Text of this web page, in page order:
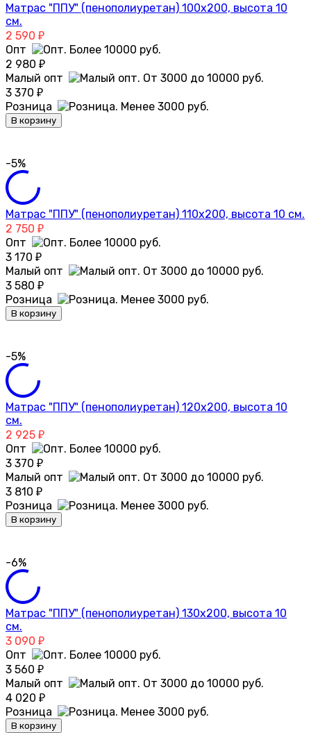
Матрас "ППУ" (пенополиуретан) 100х200, высота 10
см.
2 590 ₽
Опт
2 980 ₽
Малый опт
3 370 ₽
Розница
В корзину
-5%
Матрас "ППУ" (пенополиуретан) 110х200, высота 10 см.
2 750 ₽
Опт
3 170 ₽
Малый опт
3 580 ₽
Розница
В корзину
-5%
Матрас "ППУ" (пенополиуретан) 120х200, высота 10
см.
2 925 ₽
Опт
3 370 ₽
Малый опт
3 810 ₽
Розница
В корзину
-6%
Матрас "ППУ" (пенополиуретан) 130х200, высота 10
см.
3 090 ₽
Опт
3 560 ₽
Малый опт
4 020 ₽
Розница
В корзину